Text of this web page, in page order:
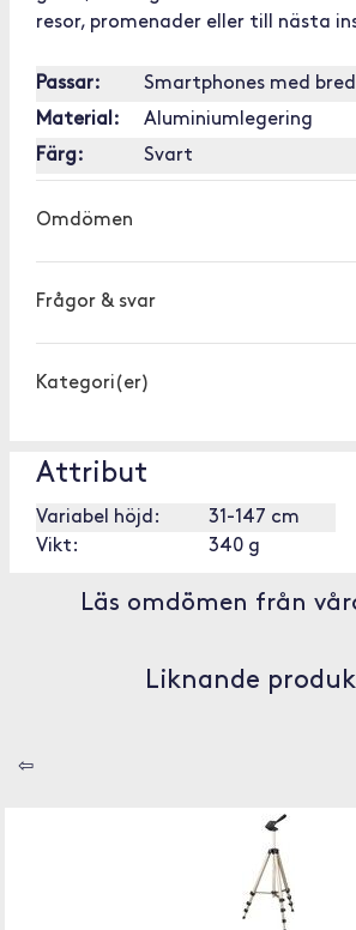
resor, promenader eller till nästa
Passar:
Smartphones med
Material:
Aluminiumlegering
Färg:
Svart
Omdömen
Frågor & svar
Kategori(er)
Attribut
Variabel höjd:
31-147 cm
Vikt:
340 g
Läs omdömen från
Liknande
⇦